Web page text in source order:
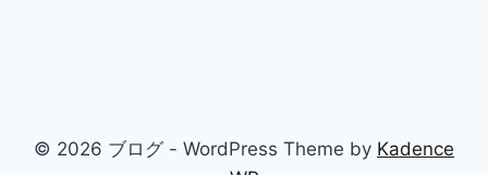
介
© 2026 ブログ - WordPress Theme by Kadence